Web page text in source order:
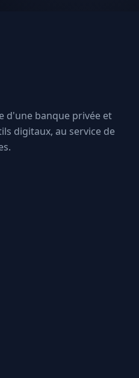
d'une banque privée et
digitaux, au service de